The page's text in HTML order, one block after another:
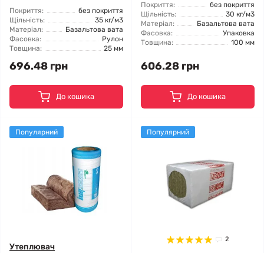
Покриття:
без покриття
Щільність:
35 кг/м3
Матеріал:
Базальтова вата
Фасовка:
Рулон
Товщина:
25 мм
696.48 грн
До кошика
Покриття:
без покриття
Щільність:
30 кг/м3
Матеріал:
Базальтова вата
Фасовка:
Упаковка
Товщина:
100 мм
606.28 грн
До кошика
Популярний
Утеплювач
Популярний
2